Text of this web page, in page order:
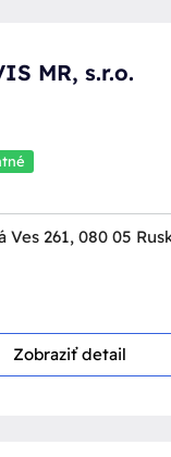
MR, s.r.o.
Ves 261, 080 05
Zobraziť detail